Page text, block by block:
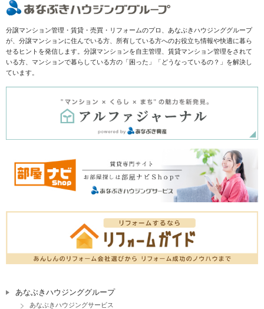
分譲マンション管理・賃貸・売買・リフォームのプロ、あなぶきハウジンググループ
が、分譲マンションに住んでいる方、所有している方へのお役立ち情報や快適に暮ら
せるヒントを発信します。分譲マンションを自主管理、賃貸マンション管理をされて
いる方、マンションで暮らしている方の「困った」「どうなっているの？」を解決し
ています。
あなぶきハウジンググループ
あなぶきハウジングサービス